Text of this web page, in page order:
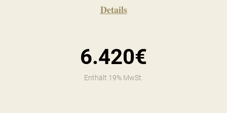
Details
6.420€
Enthält 19% MwSt.